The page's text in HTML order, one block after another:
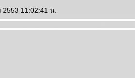
11:02:41 น.